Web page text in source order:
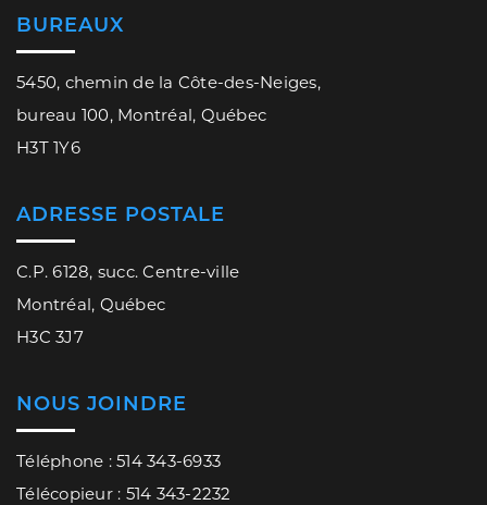
BUREAUX
5450, chemin de la Côte-des-Neiges,
bureau 100, Montréal, Québec
H3T 1Y6
ADRESSE POSTALE
C.P. 6128, succ. Centre-ville
Montréal, Québec
H3C 3J7
NOUS JOINDRE
Téléphone : 514 343-6933
Télécopieur : 514 343-2232